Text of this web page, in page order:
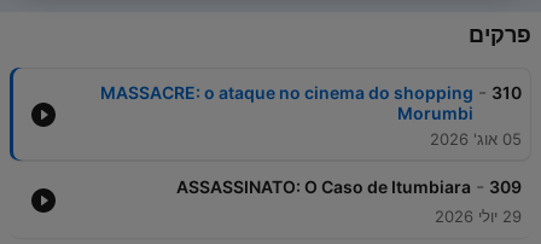
פרקים
310
-
MASSACRE: o ataque no cinema do shopping
Morumbi
05 אוג' 2026
309
-
ASSASSINATO: O Caso de Itumbiara
29 יולי 2026